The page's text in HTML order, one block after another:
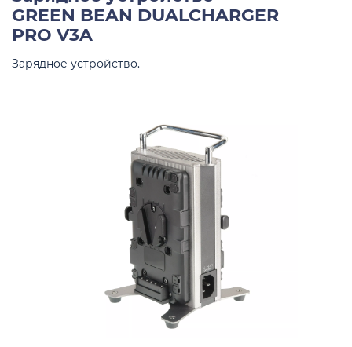
GREEN BEAN DUALCHARGER
PRO V3A
Зарядное устройство.